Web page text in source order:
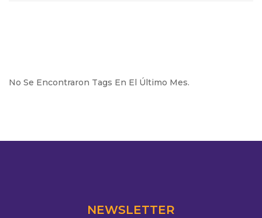
No Se Encontraron Tags En El Último Mes.
NEWSLETTER